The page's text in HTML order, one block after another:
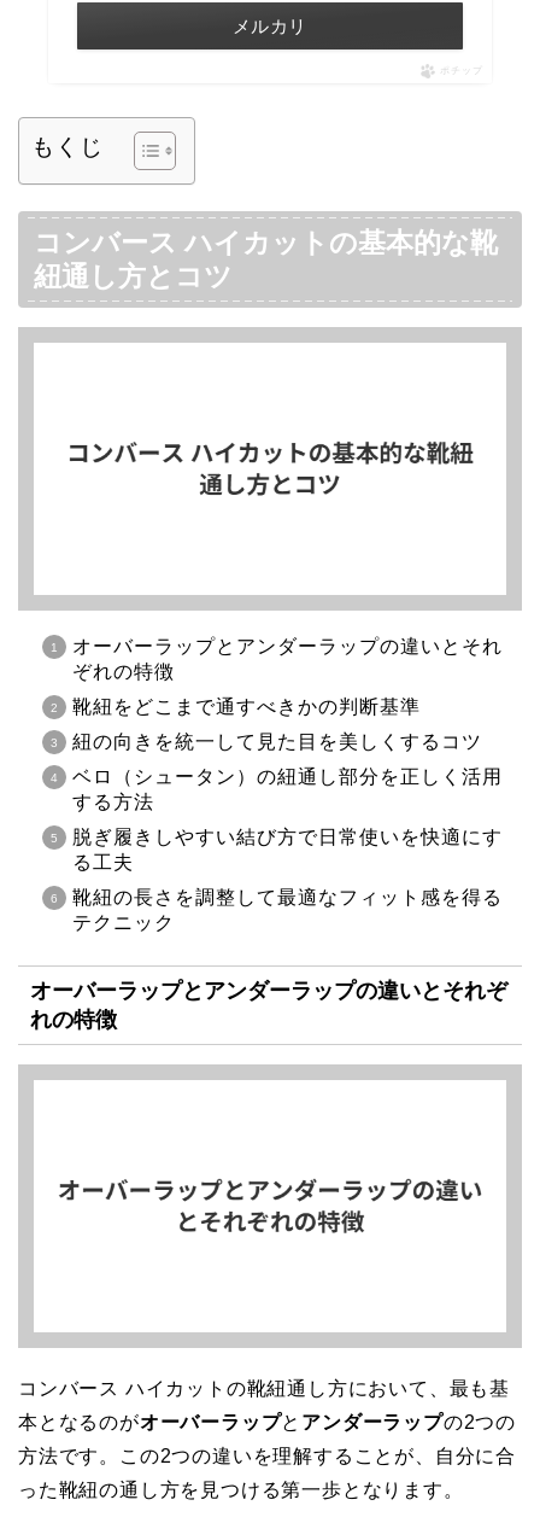
メルカリ
ポチップ
もくじ
コンバース ハイカットの基本的な靴
紐通し方とコツ
オーバーラップとアンダーラップの違いとそれ
ぞれの特徴
靴紐をどこまで通すべきかの判断基準
紐の向きを統一して見た目を美しくするコツ
ベロ（シュータン）の紐通し部分を正しく活用
する方法
脱ぎ履きしやすい結び方で日常使いを快適にす
る工夫
靴紐の長さを調整して最適なフィット感を得る
テクニック
オーバーラップとアンダーラップの違いとそれぞ
れの特徴
コンバース ハイカットの靴紐通し方において、最も基
本となるのがオーバーラップと アンダーラップの2つの
方法です。この2つの違いを理解することが、自分に合
った靴紐の通し方を見つける第一歩となります。